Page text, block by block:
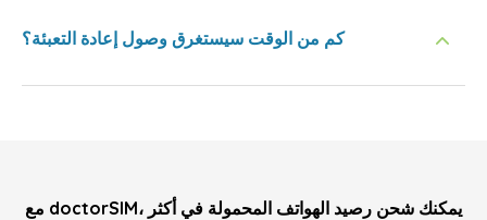
كم من الوقت سيستغرق وصول إعادة التعبئة؟
مع doctorSIM، يمكنك شحن رصيد الهواتف المحمولة في أكثر